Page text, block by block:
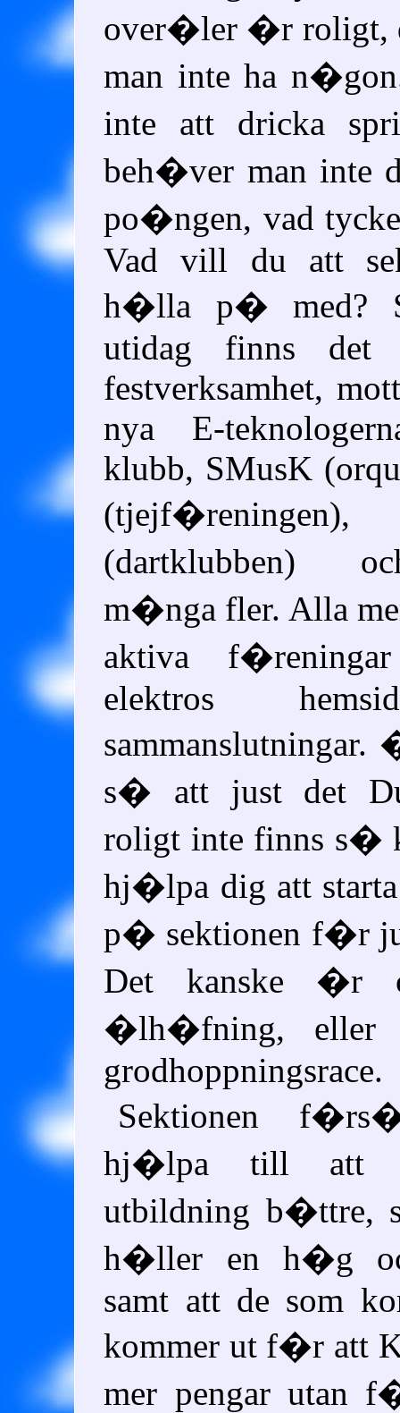
over�ler �r
man inte ha
inte att dricka
beh�ver man inte
po�ngen, vad
Vad vill du att
h�lla p� med?
utidag finns
festverksamhet,
nya E-
klubb, SMusK
(tjejf�reningen),
(dartklubben)
m�nga fler. Alla
aktiva
elektros
sammanslutningar.
s� att just det
roligt inte finns s�
hj�lpa dig att
p� sektionen f�r
Det kanske �r
�lh�fning, eller
grodhoppningsrace.
Sektionen
hj�lpa till att
utbildning b�ttre,
h�ller en h�g
samt att de som
kommer ut f�r att
mer pengar utan